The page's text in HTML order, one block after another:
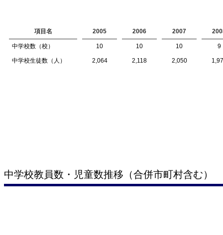
項目名 2005 2006 2007
中学校数（校） 10 10 10 9
中学校生徒数（人） 2,064 2,118 2,050
中学校教員数・児童数推移（合併市町村含む）